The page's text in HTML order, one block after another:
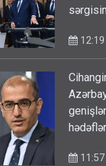
pilotsuz